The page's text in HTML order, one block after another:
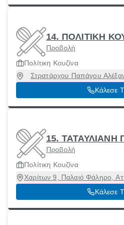
14. ΠΟΛΙΤΙΚΗ
Προβολή
Πολίτικη Κουζίνα
Στρατάρχου Παπάγου
Βούλα,Κάλεσε
15. ΤΑΤΑΥΛΙΑΝΗ
Προβολή
Πολίτικη Κουζίνα
Χαρίτων 9, Παλαιό Φάληρο,
Κάλεσε